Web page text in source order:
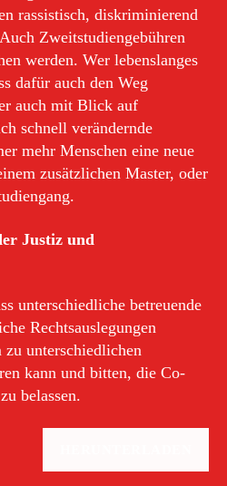
rassistisch, diskriminierend
Zweitstudiengebühren
werden. Wer lebenslanges
dafür auch den Weg
auch mit Blick auf
schnell verändernde
mehr Menschen eine neue
zusätzlichen Master, oder
Justiz und
unterschiedliche betreuende
Rechtsauslegungen
zu unterschiedlichen
kann und bitten, die Co-
belassen.